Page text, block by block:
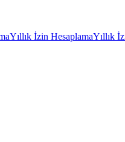
Yıllık İzin HesaplamaYıllık